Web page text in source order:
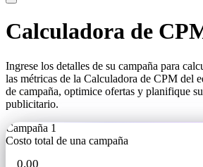
Calculadora de
Ingrese los detalles de su campaña para
las métricas de la Calculadora de CPM del
de campaña, optimice ofertas y planifique
publicitario.
Campaña 1
Costo total de una campaña